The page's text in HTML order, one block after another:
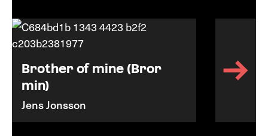
Brother of mine (Bror
min)
Jens Jonsson